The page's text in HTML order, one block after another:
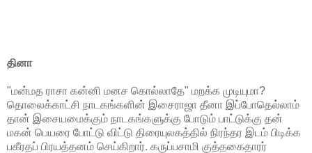
தினா
"மன்மத ராசா கன்னி மனச கொல்லாதே" மறக்க முடியுமா?
தொலைக்காட்சி நாடகங்களின் இசைராஜா தீனா இப்போதெல்லாம்
தான் இசையமைக்கும் நாடகங்களுக்கு போடும் பாட்டுக்கு தன்
மகன் பெயரை போட்டு விட்டு திரையுலகத்தில் நிரந்தர இடம் பிடிக்க
பகீரதப் பிரயத்தனம் செய்கிறார். கருப்பசாமி குத்தகைதாரர்